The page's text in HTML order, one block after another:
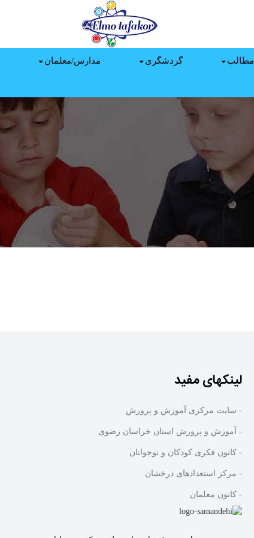
مطالب گردشگری مدارس/معلمان
لینکهای مفید
- سایت مرکزی آموزش و پرورش
- آموزش و پرورش استان خراسان رضوی
- کانون فکری کودکان و نوجوانان
- مرکز استعدادهای درخشان
- کانون معلمان